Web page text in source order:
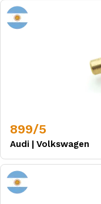
899/5
Audi | Volkswagen